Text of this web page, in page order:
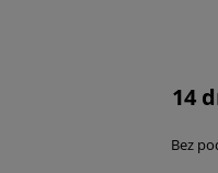
14
Bez